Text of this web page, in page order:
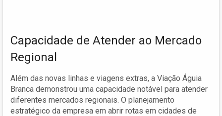
Capacidade de Atender ao Mercado
Regional
Além das novas linhas e viagens extras, a Viação Águia
Branca demonstrou uma capacidade notável para atender
diferentes mercados regionais. O planejamento
estratégico da empresa em abrir rotas em cidades de